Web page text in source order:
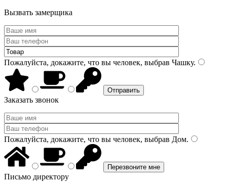
Вызвать замерщика
Пожалуйста, докажите, что вы человек, выбрав Чашку.
Заказать звонок
Пожалуйста, докажите, что вы человек, выбрав Дом.
Письмо директору